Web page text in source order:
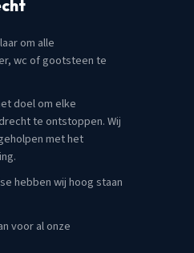
om alle
wc of gootsteen te
doel om elke
te ontstoppen. Wij
met het
hebben wij hoog staan
voor al onze